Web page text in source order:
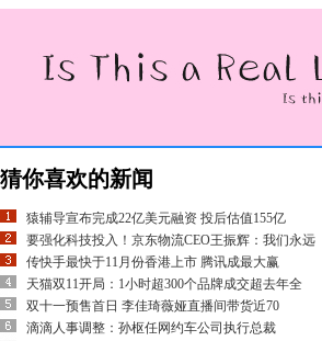
猜你喜欢的新闻
猿辅导宣布完成22亿美元融资 投后估值155亿
要强化科技投入！京东物流CEO王振辉：我们永远
传快手最快于11月份香港上市 腾讯成最大赢
天猫双11开局：1小时超300个品牌成交超去年全
双十一预售首日 李佳琦薇娅直播间带货近70
滴滴人事调整：孙枢任网约车公司执行总裁